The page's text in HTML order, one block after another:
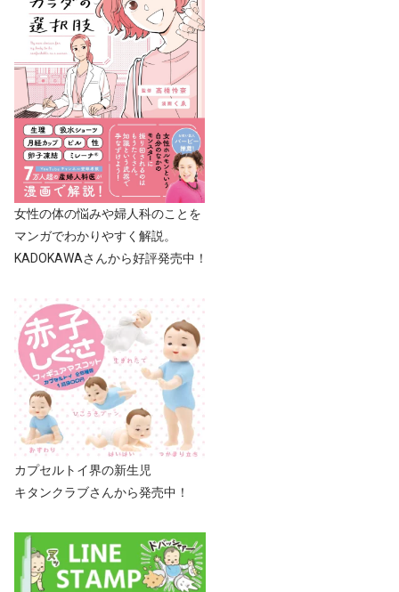
女性の体の悩みや婦人科のことを
マンガでわかりやすく解説。
KADOKAWAさんから好評発売中！
カプセルトイ界の新生児
キタンクラブさんから発売中！